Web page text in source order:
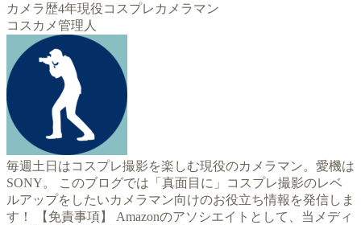
カメラ歴4年現役コスプレカメラマン
コスカメ管理人
毎週土日はコスプレ撮影を楽しむ現役のカメラマン。愛機は
SONY。 このブログでは「真面目に」コスプレ撮影のレベ
ルアップをしたいカメラマン向けのお役立ち情報を発信しま
す！ 【免責事項】 Amazonのアソシエイトとして、当メディ